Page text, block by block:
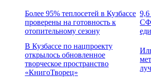
Более 95% теплосетей в Кузбассе
проверены на готовность к
отопительному сезону
9,6
В Кузбассе по нацпроекту
открылось обновленное
творческое пространство
«КнигоТворец»